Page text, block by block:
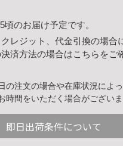
頃のお届け予定です。
レジット、代金引換の場合
済方法の場合はこちら をご
の注文の場合や在庫状況によ
時間をいただく場合がございま
即日出荷条件について